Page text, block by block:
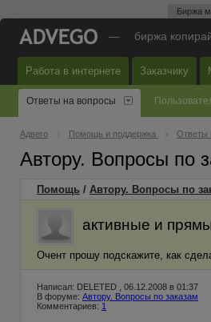
Биржа
— биржа
Работа в интернете Заказчику
Ответы на вопросы
Адвего Помощь и поддержка Ответы
Автору. Вопросы по
Помощь / Автору. Вопросы по
активные и
Очент прошу подскажите, как
Написал: DELETED , 06.12.2008 в 01:37
В форуме: Автору. Вопросы по заказам
Комментариев: 1